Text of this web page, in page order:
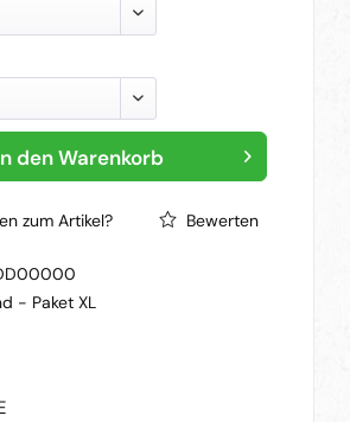
denWarenkorb
zum Artikel? Bewerten
- Paket XL